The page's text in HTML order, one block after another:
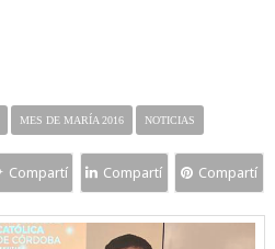
MES DE MARÍA 2016 NOTICIAS
Compartí Compartí Compartí